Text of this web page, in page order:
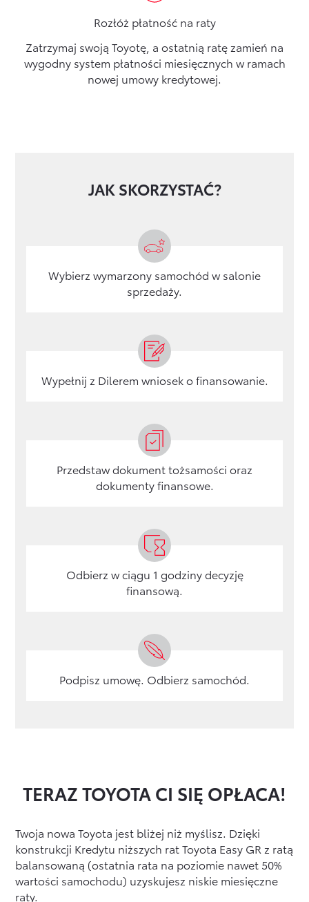
Rozłóż płatność na raty
Zatrzymaj swoją Toyotę, a ostatnią ratę zamień na
wygodny system płatności miesięcznych w ramach
nowej umowy kredytowej.
JAK SKORZYSTAĆ?
Wybierz wymarzony samochód w salonie
sprzedaży.
Wypełnij z Dilerem wniosek o finansowanie.
Przedstaw dokument tożsamości oraz
dokumenty finansowe.
Odbierz w ciągu 1 godziny decyzję
finansową.
Podpisz umowę. Odbierz samochód.
TERAZ TOYOTA CI SIĘ OPŁACA!
Twoja nowa Toyota jest bliżej niż myślisz. Dzięki
konstrukcji Kredytu niższych rat Toyota Easy GR z ratą
balansowaną (ostatnia rata na poziomie nawet 50%
wartości samochodu) uzyskujesz niskie miesięczne
raty.